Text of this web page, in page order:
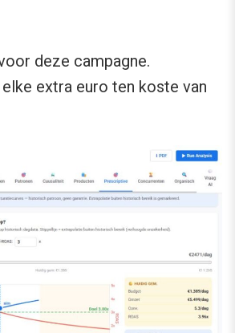
deze campagne.
extra euro ten koste van